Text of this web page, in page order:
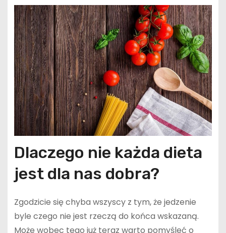
Dlaczego nie każda dieta
jest dla nas dobra?
Zgodzicie się chyba wszyscy z tym, że jedzenie
byle czego nie jest rzeczą do końca wskazaną.
Może wobec tego już teraz warto pomyśleć o